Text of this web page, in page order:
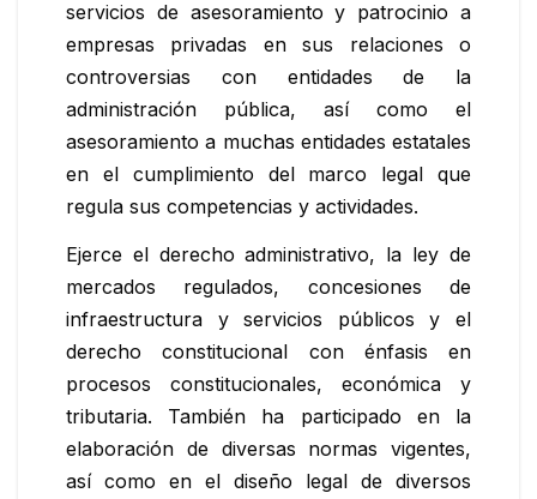
servicios de asesoramiento y patrocinio a
empresas privadas en sus relaciones o
controversias con entidades de la
administración pública, así como el
asesoramiento a muchas entidades estatales
en el cumplimiento del marco legal que
regula sus competencias y actividades.
Ejerce el derecho administrativo, la ley de
mercados regulados, concesiones de
infraestructura y servicios públicos y el
derecho constitucional con énfasis en
procesos constitucionales, económica y
tributaria. También ha participado en la
elaboración de diversas normas vigentes,
así como en el diseño legal de diversos